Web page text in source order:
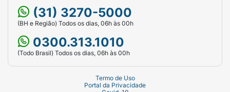
(31) 3270-5000
(BH e Região) Todos os dias, 06h às 00h
0300.313.1010
(Todo Brasil) Todos os dias, 06h às 00h
Termo de Uso
Portal da Privacidade